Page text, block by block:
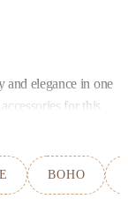
and elegance in one
for this
BOHO